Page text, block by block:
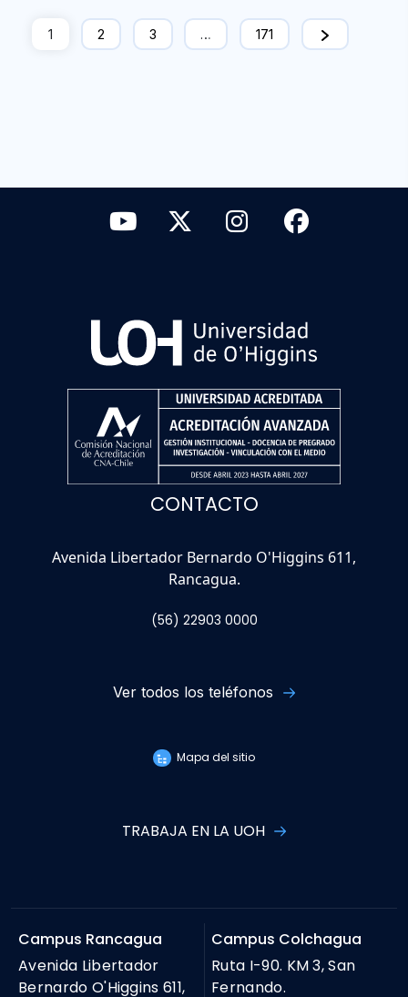
1 2 3 … 171
CONTACTO
Avenida Libertador Bernardo O'Higgins 611,
Rancagua.
(56) 22903 0000
Ver todos los teléfonos
Mapa del sitio
TRABAJA EN LA UOH
Campus Rancagua
Avenida Libertador
Bernardo O'Higgins 611,
Campus Colchagua
Ruta I-90. KM 3, San
Fernando.